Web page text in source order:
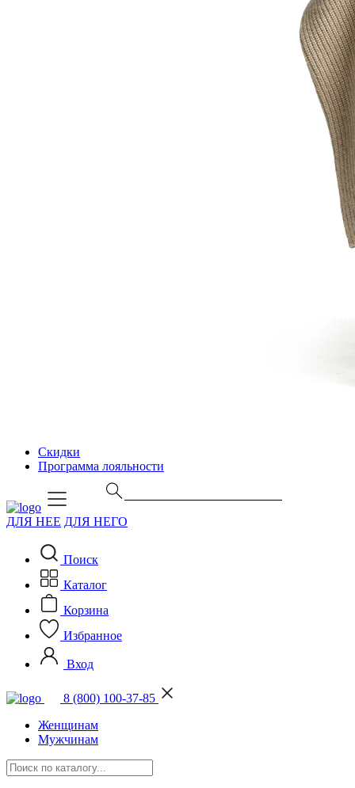
Скидки
Программа лояльности
ДЛЯ НЕЕ ДЛЯ НЕГО
Поиск
Каталог
Корзина
Избранное
Вход
8 (800) 100-37-85
Женщинам
Мужчинам